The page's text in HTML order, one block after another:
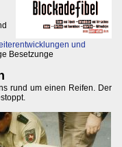
und
Besetzunge
rund um einen Reifen. Der